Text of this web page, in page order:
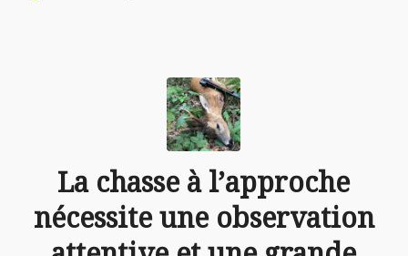
La chasse à l’approche
nécessite une observation